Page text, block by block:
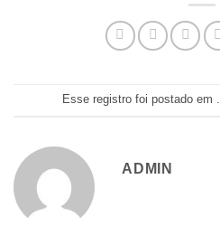
Esse registro foi postado em .
ADMIN